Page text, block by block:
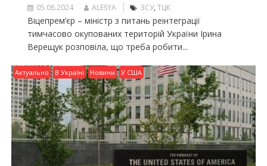
05.06.2024 ALESYA ЗСУ, ТЦК
Віцепрем’єр – міністр з питань реінтеграції
тимчасово окупованих територій України Ірина
Верещук розповіла, що треба робити...
Актуально В Україні Новини У США